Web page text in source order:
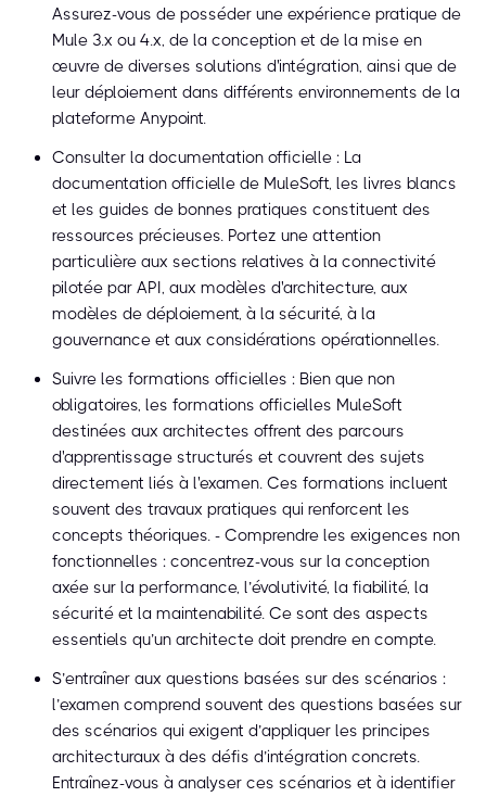
Assurez-vous de posséder une expérience pratique de
Mule 3.x ou 4.x, de la conception et de la mise en
œuvre de diverses solutions d'intégration, ainsi que de
leur déploiement dans différents environnements de la
plateforme Anypoint.
Consulter la documentation officielle : La
documentation officielle de MuleSoft, les livres blancs
et les guides de bonnes pratiques constituent des
ressources précieuses. Portez une attention
particulière aux sections relatives à la connectivité
pilotée par API, aux modèles d'architecture, aux
modèles de déploiement, à la sécurité, à la
gouvernance et aux considérations opérationnelles.
Suivre les formations officielles : Bien que non
obligatoires, les formations officielles MuleSoft
destinées aux architectes offrent des parcours
d'apprentissage structurés et couvrent des sujets
directement liés à l'examen. Ces formations incluent
souvent des travaux pratiques qui renforcent les
concepts théoriques. - Comprendre les exigences non
fonctionnelles : concentrez-vous sur la conception
axée sur la performance, l’évolutivité, la fiabilité, la
sécurité et la maintenabilité. Ce sont des aspects
essentiels qu’un architecte doit prendre en compte.
S’entraîner aux questions basées sur des scénarios :
l’examen comprend souvent des questions basées sur
des scénarios qui exigent d’appliquer les principes
architecturaux à des défis d’intégration concrets.
Entraînez-vous à analyser ces scénarios et à identifier